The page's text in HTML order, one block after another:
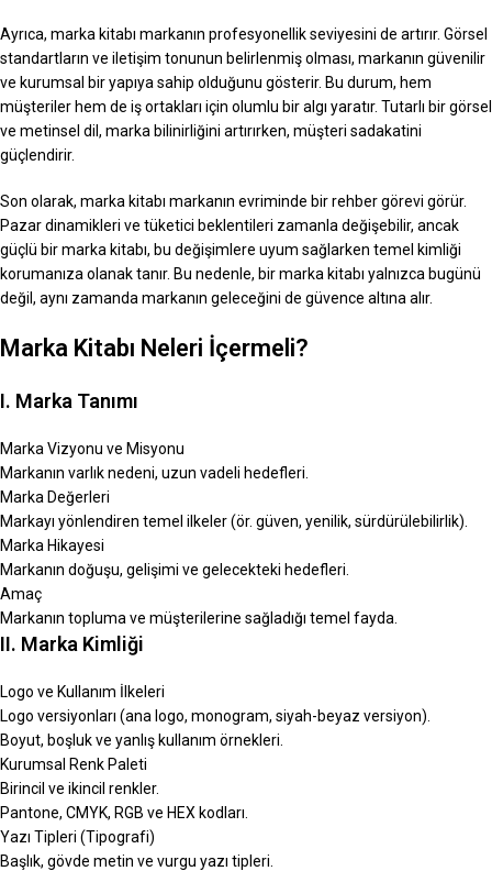
Ayrıca, marka kitabı markanın profesyonellik seviyesini de artırır. Görsel
standartların ve iletişim tonunun belirlenmiş olması, markanın güvenilir
ve kurumsal bir yapıya sahip olduğunu gösterir. Bu durum, hem
müşteriler hem de iş ortakları için olumlu bir algı yaratır. Tutarlı bir görsel
ve metinsel dil, marka bilinirliğini artırırken, müşteri sadakatini
güçlendirir.
Son olarak, marka kitabı markanın evriminde bir rehber görevi görür.
Pazar dinamikleri ve tüketici beklentileri zamanla değişebilir, ancak
güçlü bir marka kitabı, bu değişimlere uyum sağlarken temel kimliği
korumanıza olanak tanır. Bu nedenle, bir marka kitabı yalnızca bugünü
değil, aynı zamanda markanın geleceğini de güvence altına alır.
Marka Kitabı Neleri İçermeli?
I. Marka Tanımı
Marka Vizyonu ve Misyonu
Markanın varlık nedeni, uzun vadeli hedefleri.
Marka Değerleri
Markayı yönlendiren temel ilkeler (ör. güven, yenilik, sürdürülebilirlik).
Marka Hikayesi
Markanın doğuşu, gelişimi ve gelecekteki hedefleri.
Amaç
Markanın topluma ve müşterilerine sağladığı temel fayda.
II. Marka Kimliği
Logo ve Kullanım İlkeleri
Logo versiyonları (ana logo, monogram, siyah-beyaz versiyon).
Boyut, boşluk ve yanlış kullanım örnekleri.
Kurumsal Renk Paleti
Birincil ve ikincil renkler.
Pantone, CMYK, RGB ve HEX kodları.
Yazı Tipleri (Tipografi)
Başlık, gövde metin ve vurgu yazı tipleri.